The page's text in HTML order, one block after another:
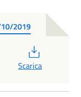
2019
Scarica